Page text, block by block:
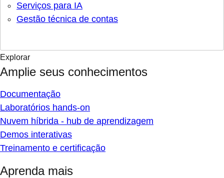
Serviços para IA
Gestão técnica de contas
Explorar
Amplie seus conhecimentos
Documentação
Laboratórios hands-on
Nuvem híbrida - hub de aprendizagem
Demos interativas
Treinamento e certificação
Aprenda mais